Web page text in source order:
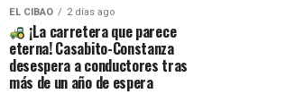
EL CIBAO 2 días ago
¡La carretera que parece
eterna! Casabito-Constanza
desespera a conductores tras
más de un año de espera